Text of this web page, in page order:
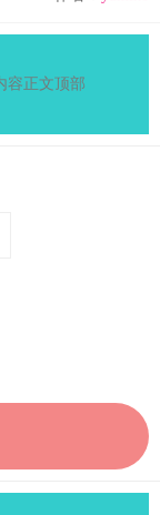
容正文顶部